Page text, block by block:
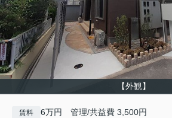
【外観】
賃料 6万円 管理/共益費 3,500円